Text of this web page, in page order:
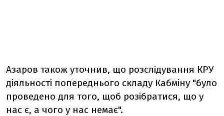
Азаров також уточнив, що розслідування КРУ
діяльності попереднього складу Кабміну "було
проведено для того, щоб розібратися, що у
нас є, а чого у нас немає".